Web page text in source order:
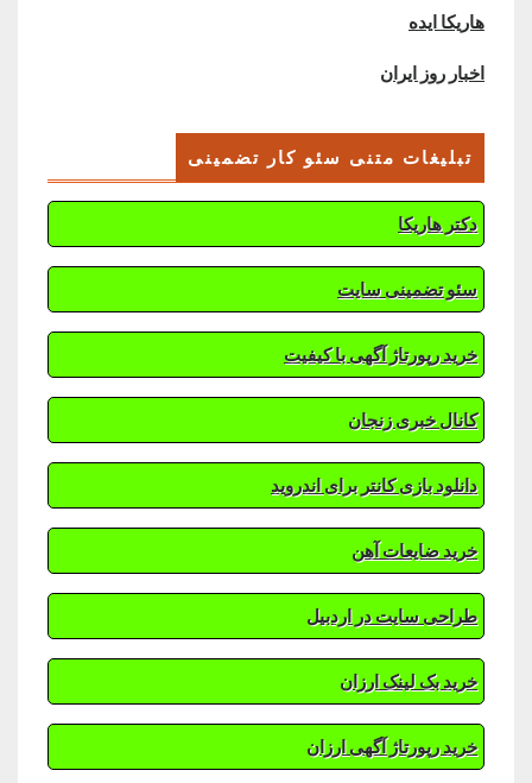
هاریکا ایده
اخبار روز ایران
تبلیغات متنی سئو کار تضمینی
دکتر هاریکا
سئو تضمینی سایت
خرید رپورتاژ آگهی با کیفیت
کانال خبری زنجان
دانلود بازی کانتر برای اندروید
خرید ضایعات آهن
طراحی سایت در اردبیل
خرید بک لینک ارزان
خرید رپورتاژ آگهی ارزان